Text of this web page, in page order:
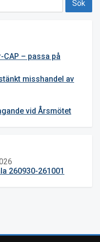
CAP – passa på
misshandel av
vid Årsmötet
260930-261001